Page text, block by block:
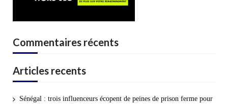
Commentaires récents
Articles recents
Sénégal : trois influenceurs écopent de peines de prison ferme pour